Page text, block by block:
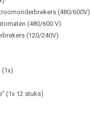
(480/600V)
(480/600 V)
(120/240V)
(1x)
(1x 12 stuks)